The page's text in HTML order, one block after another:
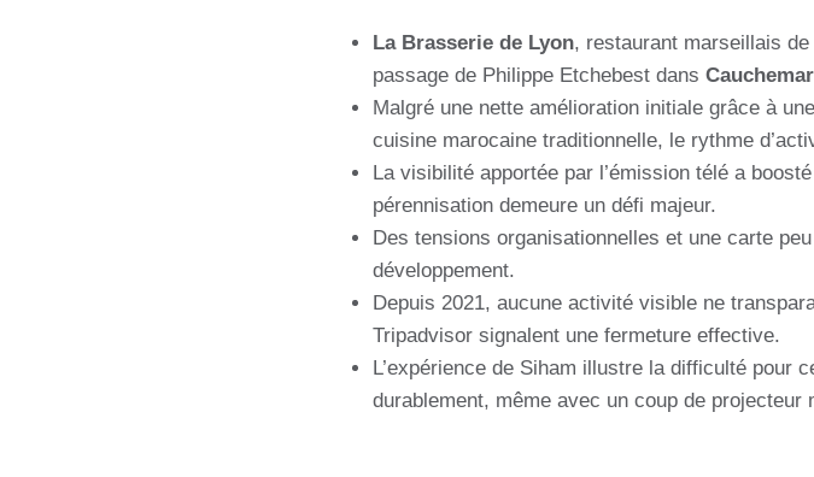
La Brasserie de Lyon, restaurant marseillais
passage de Philippe Etchebest dans
Malgré une nette amélioration initiale grâce à
cuisine marocaine traditionnelle, le rythme
La visibilité apportée par l’émission télé a
pérennisation demeure un défi majeur.
Des tensions organisationnelles et une carte
développement.
Depuis 2021, aucune activité visible ne
Tripadvisor signalent une fermeture effective.
L’expérience de Siham illustre la difficulté pour
durablement, même avec un coup de projecteur